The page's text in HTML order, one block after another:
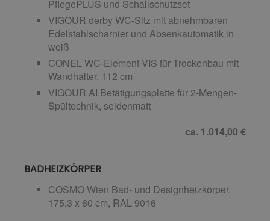
PflegePLUS und Schallschutzset
VIGOUR derby WC-Sitz mit abnehmbaren
Edelstahlscharnier und Absenkautomatik in
weiß
CONEL WC-Element VIS für Trockenbau mit
Wandhalter, 112 cm
VIGOUR AI Betätigungsplatte für 2-Mengen-
Spültechnik, seidenmatt
ca. 1.014,00 €
BADHEIZKÖRPER
COSMO Wien Bad- und Designheizkörper,
175,3 x 60 cm, RAL 9016